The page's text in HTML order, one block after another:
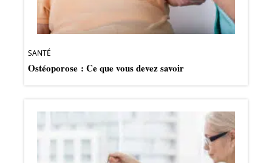
SANTÉ
Ostéoporose : Ce que vous devez savoir